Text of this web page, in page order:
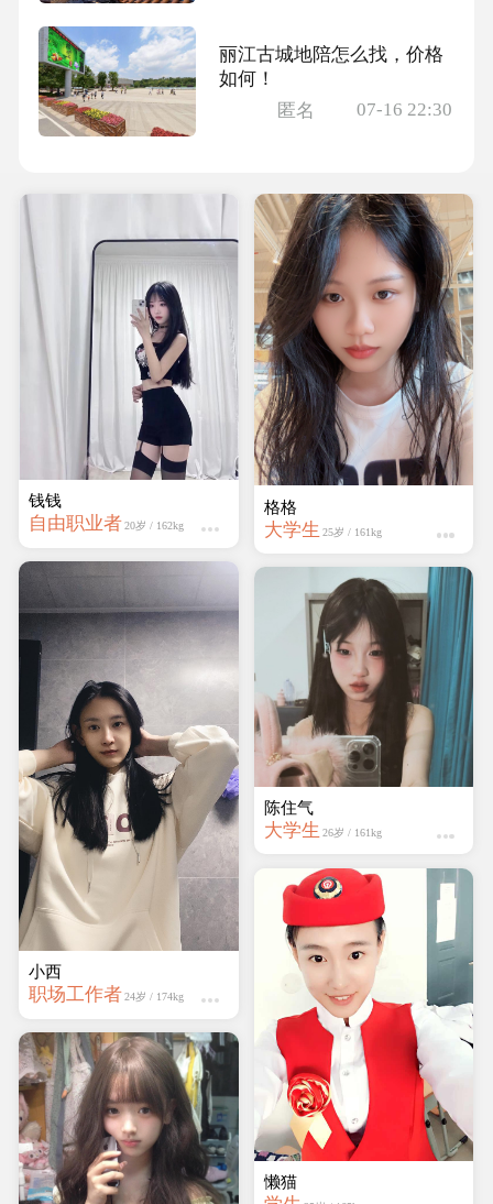
丽江古城地陪怎么找，价格
如何！
匿名
07-16 22:30
钱钱
自由职业者 20岁 / 162kg
小西
职场工作者 24岁 / 174kg
懒猫
学生 25岁 / 165kg
迷人的妖精
学生